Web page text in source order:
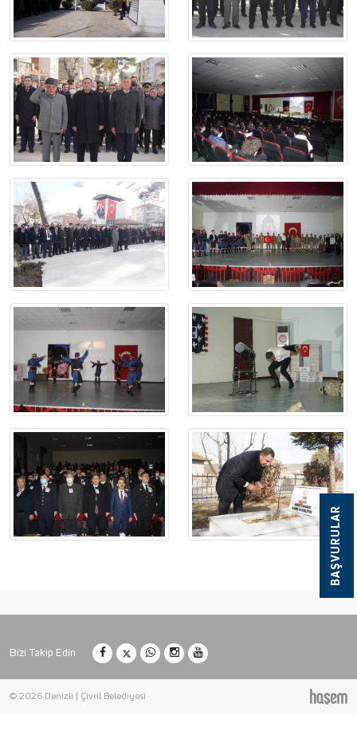
BAŞVURULAR
Bizi Takip Edin
© 2026 Denizli | Çivril Belediyesi